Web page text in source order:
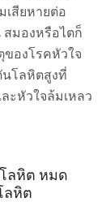
สียหายต่อ
มองหรือไตก็
ของโรคหัวใจ
โลหิตสูงที่
ะหัวใจล้มเหลว
ลหิต หมด
ลหิต